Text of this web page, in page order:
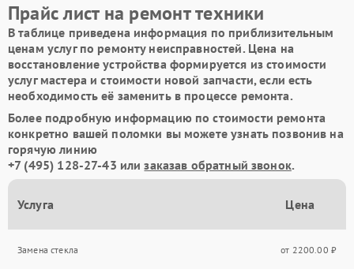
Прайс лист на ремонт техники
В таблице приведена информация по приблизительным
ценам услуг по ремонту неисправностей. Цена на
восстановление устройства формируется из стоимости
услуг мастера и стоимости новой запчасти, если есть
необходимость её заменить в процессе ремонта.
Более подробную информацию по стоимости ремонта
конкретно вашей поломки вы можете узнать позвонив на
горячую линию
+7 (495) 128-27-43 илизаказав обратный звонок.
Услуга Цена
Замена стекла от 2200.00 ₽